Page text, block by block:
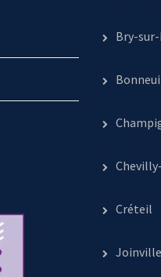
Bry-
Créteil